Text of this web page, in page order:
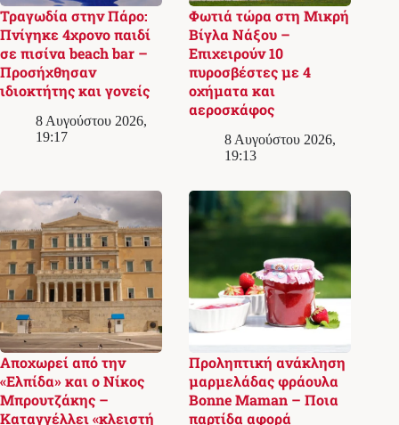
Τραγωδία στην Πάρο:
Πνίγηκε 4χρονο παιδί
σε πισίνα beach bar –
Προσήχθησαν
ιδιοκτήτης και γονείς
8 Αυγούστου 2026,
19:17
Φωτιά τώρα στη Μικρή
Βίγλα Νάξου –
Επιχειρούν 10
πυροσβέστες με 4
οχήματα και
αεροσκάφος
8 Αυγούστου 2026,
19:13
Αποχωρεί από την
«Ελπίδα» και ο Νίκος
Μπρουτζάκης –
Καταγγέλλει «κλειστή
Προληπτική ανάκληση
μαρμελάδας φράουλα
Bonne Maman – Ποια
παρτίδα αφορά